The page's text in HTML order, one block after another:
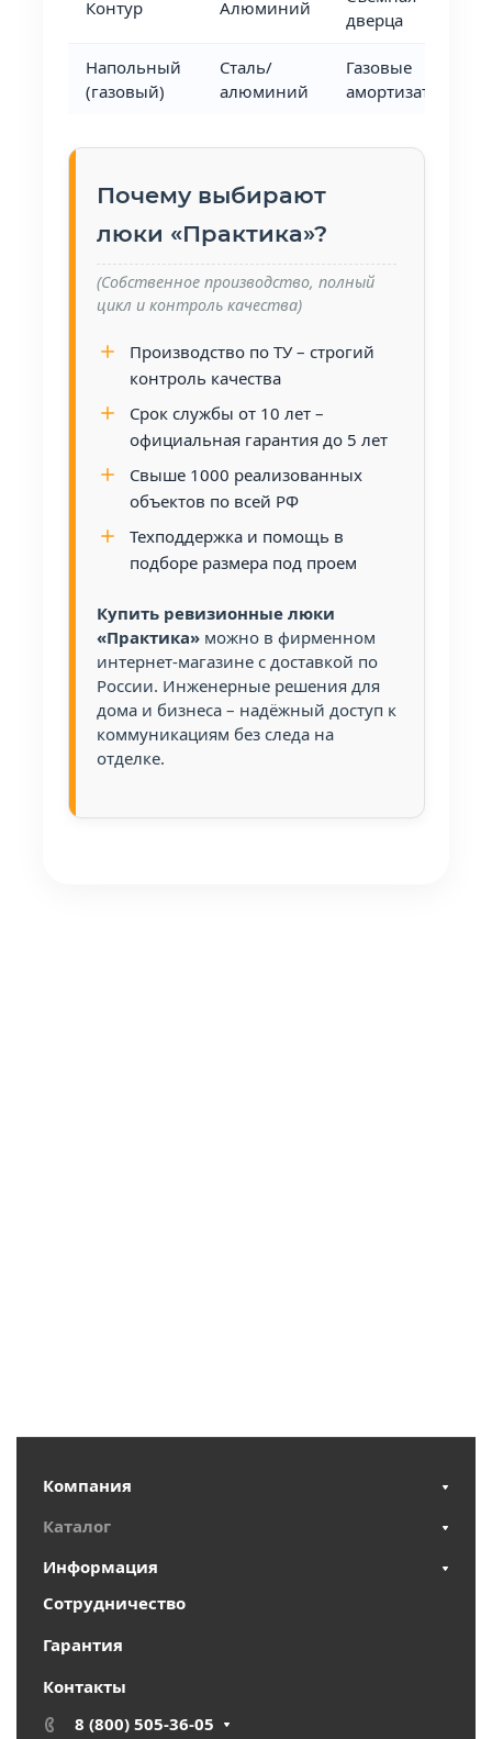
Контур Алюминий
дверца
Напольный
(газовый)
Сталь/
алюминий
Газовые
амортизаторы
Почему выбирают
люки «Практика»?
(Собственное производство, полный
цикл и контроль качества)
Производство по ТУ – строгий
контроль качества
Срок службы от 10 лет –
официальная гарантия до 5 лет
Свыше 1000 реализованных
объектов по всей РФ
Техподдержка и помощь в
подборе размера под проем
Купить ревизионные люки
«Практика»можно в фирменном
интернет-магазине с доставкой по
России. Инженерные решения для
дома и бизнеса – надёжный доступ к
коммуникациям без следа на
отделке.
Компания
Каталог
Информация
Сотрудничество
Гарантия
Контакты
8 (800) 505-36-05